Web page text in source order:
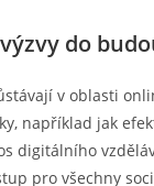
do
v oblasti
například jak
digitálního
pro všechny